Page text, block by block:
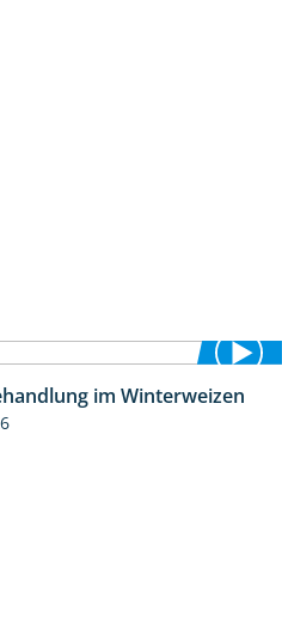
1:28
im Winterweizen